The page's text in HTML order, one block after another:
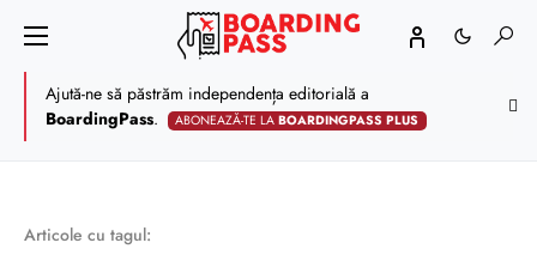
Ajută-ne să păstrăm independența editorială a
BoardingPass. ABONEAZĂ-TE LABOARDINGPASS PLUS
Articole cu tagul: